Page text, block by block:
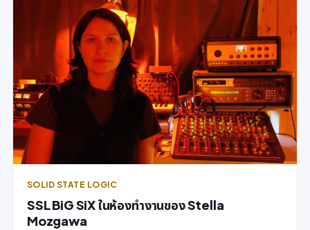
SOLID STATE LOGIC
SSL BiG SiX ในห้องทำงานของ Stella
Mozgawa